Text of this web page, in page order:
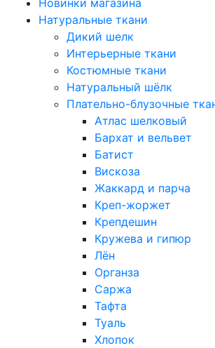
Натуральные ткани
Дикий шелк
Интерьерные ткани
Костюмные ткани
Натуральный шёлк
Плательно-блузочные ткани
Атлас шелковый
Бархат и вельвет
Батист
Вискоза
Жаккард и парча
Креп-жоржет
Крепдешин
Кружева и гипюр
Лён
Органза
Саржа
Тафта
Туаль
Хлопок